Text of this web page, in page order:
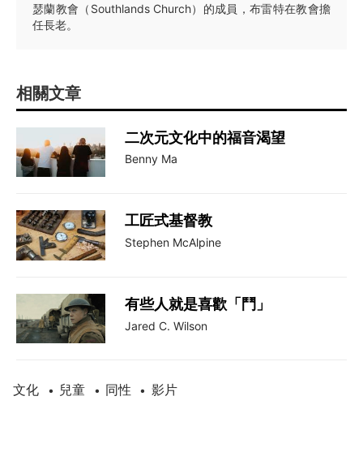
瑟蘭教會（Southlands Church）的成員，布雷特在教會擔
任長老。
相關文章
二次元文化中的福音渴望
Benny Ma
工匠式基督教
Stephen McAlpine
有些人就是喜歡「鬥」
Jared C. Wilson
文化 • 兒童 • 同性 • 影片